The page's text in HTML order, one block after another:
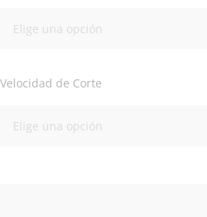
Velocidad de Corte